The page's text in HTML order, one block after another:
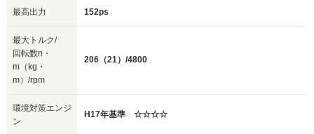
最高出力 152ps
最大トルク/
回転数n・
m（kg・
m）/rpm
206（21）/4800
環境対策エンジ
ン
H17年基準 ☆☆☆☆